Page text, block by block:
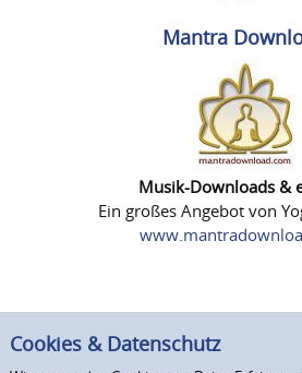
Mantra
Musik-Downloads &
Ein großes Angebot von
Cookies & Datenschutz